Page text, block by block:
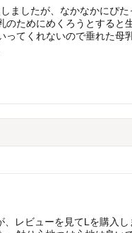
ましたが、なかなかにぴ
のためにめくろうとすると
ってくれないので垂れた
、レビューを見てLを購入